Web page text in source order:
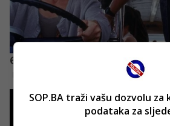
SOP.BA traži vašu dozvolu
podataka za